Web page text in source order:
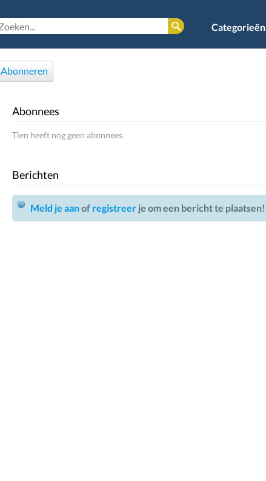
Categorieën
Abonneren
Abonnees
Tien heeft nog geen abonnees.
Berichten
Meld je aanof registreerje om een bericht te plaatsen!